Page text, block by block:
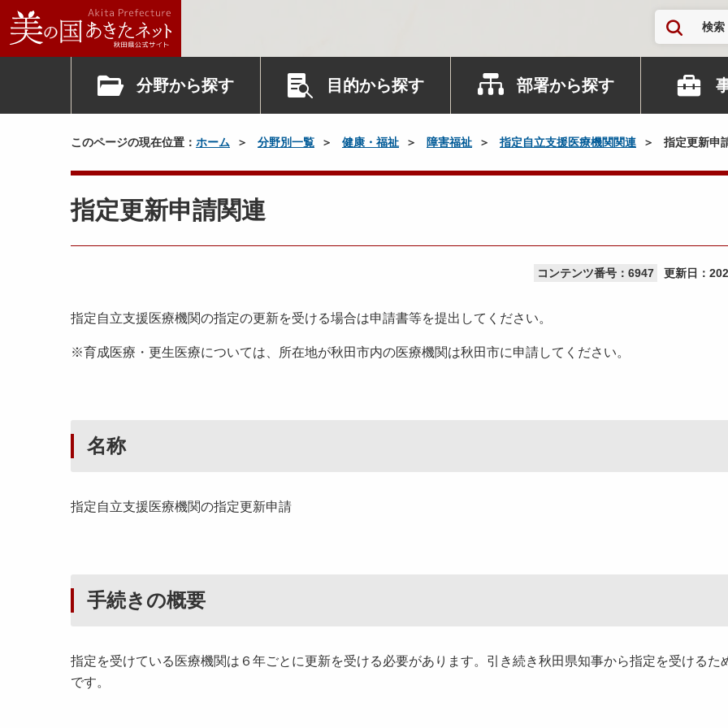
検索
分野から探す 目的から探す 部署から探す
このページの現在位置： ホーム 分野別一覧 健康・福祉 障害福祉 指定自立支援医療機関関連 指定更新申
指定更新申請関連
コンテンツ番号：6947 更新日：
指定自立支援医療機関の指定の更新を受ける場合は申請書等を提出してください。
※育成医療・更生医療については、所在地が秋田市内の医療機関は秋田市に申請してください。
名称
指定自立支援医療機関の指定更新申請
手続きの概要
指定を受けている医療機関は６年ごとに更新を受ける必要があります。引き続き秋田県知事から指定を受けるた
です。